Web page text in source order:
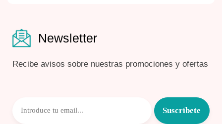
Newsletter
Recibe avisos sobre nuestras promociones y ofertas